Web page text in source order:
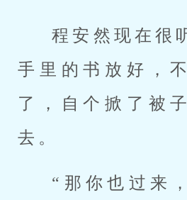
程安然现在很
手里的书放好，
了，自个掀了被
去。
“那你也过来